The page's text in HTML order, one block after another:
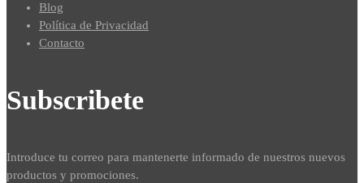
Blog
Política de Privacidad
Contacto
Subscribete
Introduce tu correo para mantenerte informado de nuestros nuevos
productos y promociones.